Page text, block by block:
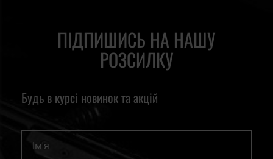
ПІДПИШИСЬ НА НАШУ
РОЗСИЛКУ
Будь в курсі новинок та акцій